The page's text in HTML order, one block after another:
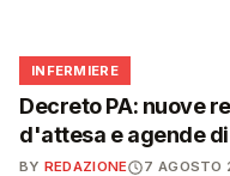
🩺
INFERMIERE
Decreto PA: nuove
d'attesa e agende
BY REDAZIONE 7 AGOSTO